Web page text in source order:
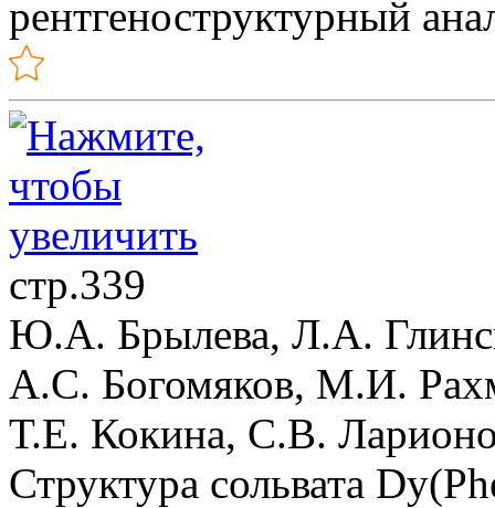
рентгеноструктурный
стр.339
Ю.А. Брылева, Л.А.
А.С. Богомяков, М.И.
Т.Е. Кокина, С.В.
Структура сольвата